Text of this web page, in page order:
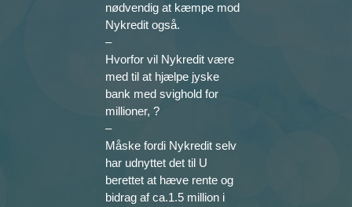
nødvendig at kæmpe mod
Nykredit også.
–
Hvorfor vil Nykredit være
med til at hjælpe jyske
bank med svighold for
millioner, ?
–
Måske fordi Nykredit selv
har udnyttet det til U
berettet at hæve rente og
bidrag af ca.1.5 million i